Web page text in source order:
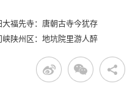
大福先寺：唐朝古寺今犹存
峡陕州区：地坑院里游人醉